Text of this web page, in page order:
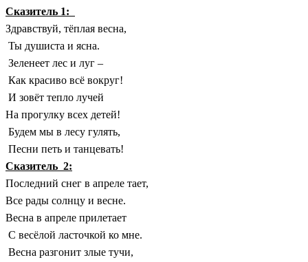
Сказитель 1:
Здравствуй, тёплая весна,
Ты душиста и ясна.
Зеленеет лес и луг –
Как красиво всё вокруг!
И зовёт тепло лучей
На прогулку всех детей!
Будем мы в лесу гулять,
Песни петь и танцевать!
Сказитель 2:
Последний снег в апреле тает,
Все рады солнцу и весне.
Весна в апреле прилетает
С весёлой ласточкой ко мне.
Весна разгонит злые тучи,